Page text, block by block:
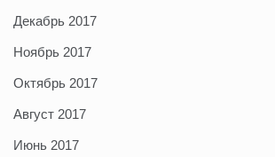
Декабрь 2017
Ноябрь 2017
Октябрь 2017
Август 2017
Июнь 2017